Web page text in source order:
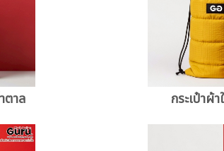
ตาล กระเป๋าผ้